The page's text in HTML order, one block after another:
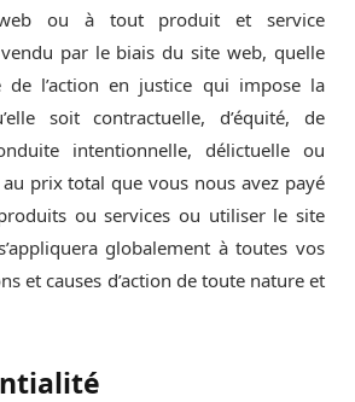
ou à tout produit et service
par le biais du site web, quelle
l’action en justice qui impose la
soit contractuelle, d’équité, de
intentionnelle, délictuelle ou
prix total que vous nous avez payé
ou services ou utiliser le site
globalement à toutes vos
et causes d’action de toute nature et